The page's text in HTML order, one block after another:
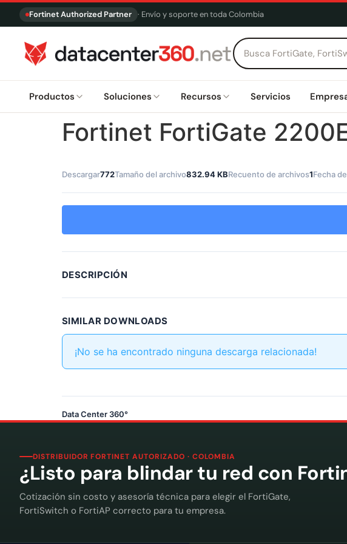
Fortinet Authorized Partner · Envío y soporte en toda Colombia
Productos Soluciones Recursos Servicios
Fortinet FortiGate
Descargar772Tamaño del archivo832.94 KBRecuento de archivos1Fecha
DESCRIPCIÓN
SIMILAR DOWNLOADS
¡No se ha encontrado ninguna descarga relacionada!
Data Center 360°
DISTRIBUIDOR FORTINET AUTORIZADO · COLOMBIA
¿Listo para blindar tu red con
Cotización sin costo y asesoría técnica para elegir el FortiGate,
FortiSwitch o FortiAP correcto para tu empresa.